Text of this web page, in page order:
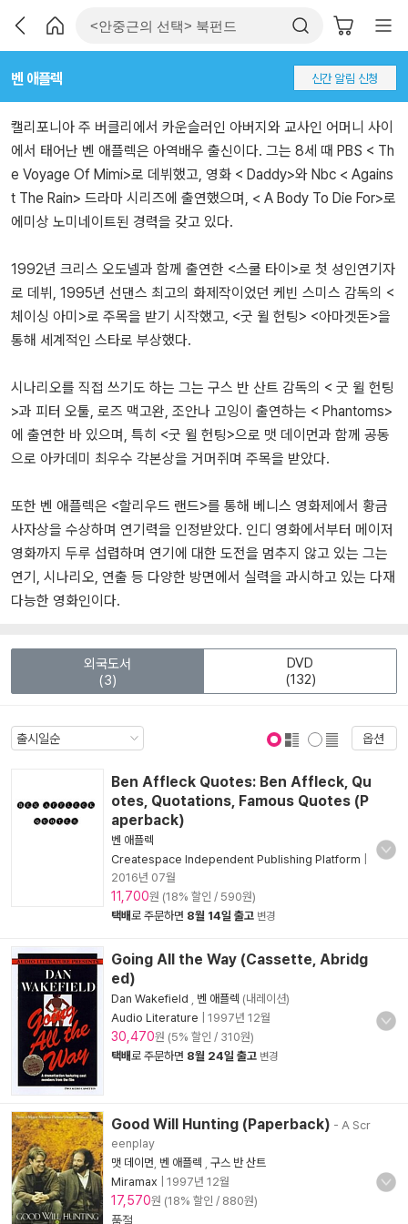
벤 애플렉 신간 알림 신청
캘리포니아 주 버클리에서 카운슬러인 아버지와 교사인 어머니 사이
에서 태어난 벤 애플렉은 아역배우 출신이다. 그는 8세 때 PBS < Th
e Voyage Of Mimi>로 데뷔했고, 영화 < Daddy>와 Nbc < Agains
t The Rain> 드라마 시리즈에 출연했으며, < A Body To Die For>로
에미상 노미네이트된 경력을 갖고 있다.
1992년 크리스 오도넬과 함께 출연한 <스쿨 타이>로 첫 성인연기자
로 데뷔, 1995년 선댄스 최고의 화제작이었던 케빈 스미스 감독의 <
체이싱 아미>로 주목을 받기 시작했고, <굿 윌 헌팅> <아마겟돈>을
통해 세계적인 스타로 부상했다.
시나리오를 직접 쓰기도 하는 그는 구스 반 산트 감독의 < 굿 윌 헌팅
>과 피터 오툴, 로즈 맥고완, 조안나 고잉이 출연하는 < Phantoms>
에 출연한 바 있으며, 특히 <굿 윌 헌팅>으로 맷 데이먼과 함께 공동
으로 아카데미 최우수 각본상을 거머쥐며 주목을 받았다.
또한 벤 애플렉은 <할리우드 랜드>를 통해 베니스 영화제에서 황금
사자상을 수상하며 연기력을 인정받았다. 인디 영화에서부터 메이저
영화까지 두루 섭렵하며 연기에 대한 도전을 멈추지 않고 있는 그는
연기, 시나리오, 연출 등 다양한 방면에서 실력을 과시하고 있는 다재
다능한 영화인이다.
외국도서
(3)
DVD
(132)
옵션
Ben Affleck Quotes: Ben Affleck, Qu
otes, Quotations, Famous Quotes (P
aperback)
벤 애플렉
Createspace Independent Publishing Platform
2016년 07월
11,700원 (18% 할인 / 590원)
택배로 주문하면 8월 14일 출고 변경
Going All the Way (Cassette, Abridg
ed)
Dan Wakefield 벤 애플렉 (내레이션)
Audio Literature
1997년 12월
30,470원 (5% 할인 / 310원)
택배로 주문하면 8월 24일 출고 변경
Good Will Hunting (Paperback) - A Scr
eenplay
맷 데이먼 벤 애플렉
구스 반 산트
Miramax
1997년 12월
17,570원 (18% 할인 / 880원)
품절